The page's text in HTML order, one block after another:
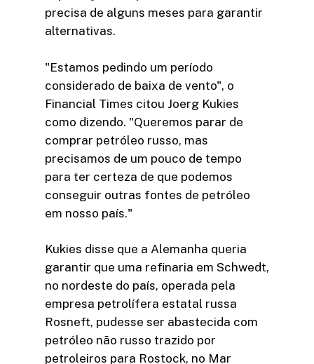
precisa de alguns meses para garantir
alternativas.
"Estamos pedindo um período
considerado de baixa de vento", o
Financial Times citou Joerg Kukies
como dizendo. "Queremos parar de
comprar petróleo russo, mas
precisamos de um pouco de tempo
para ter certeza de que podemos
conseguir outras fontes de petróleo
em nosso país."
Kukies disse que a Alemanha queria
garantir que uma refinaria em Schwedt,
no nordeste do país, operada pela
empresa petrolífera estatal russa
Rosneft, pudesse ser abastecida com
petróleo não russo trazido por
petroleiros para Rostock, no Mar